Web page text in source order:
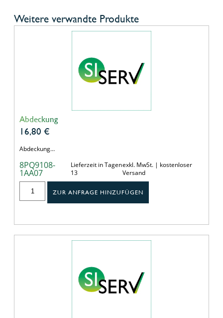
Weitere verwandte Produkte
Abdeckung
16,80 €
Abdeckung…
8PQ9108-
1AA07
Lieferzeit in Tagen
13
exkl. MwSt. | kostenloser
Versand
ZUR ANFRAGE HINZUFÜGEN